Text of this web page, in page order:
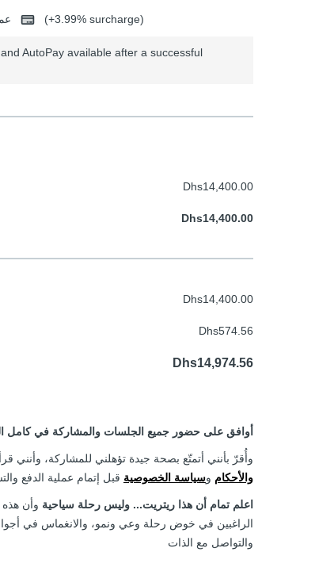
(+3.99% surcharge)
AutoPay available after a successful
Dhs14,400.00
Dhs14,400.00
Dhs14,400.00
Dhs574.56
Dhs14,974.56
أوافق على حضور جميع الجلسات والمشاركة في كامل
وأُقرّ بأنني أتمتّع بصحة جيدة تؤهلني للمشاركة، وأنني
والأحكام وسياسة الخصوصية قبل إتمام عملية الدفع
اعلم تمام أن هذا ريتريت... وليس رحلة سياحية وأن
الراغبين في خوض رحلة وعي ونمو، والانغماس في
والتواصل مع الذات